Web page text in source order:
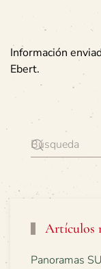
Información
Ebert.
Artículos
Panoramas